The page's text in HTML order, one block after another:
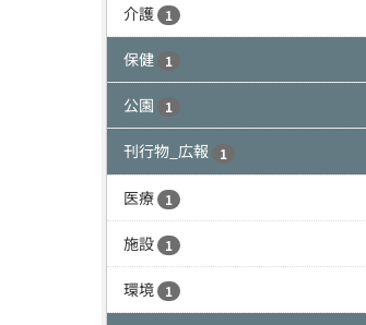
介護 1
保健 1
公園 1
刊行物_広報 1
医療 1
施設 1
環境 1